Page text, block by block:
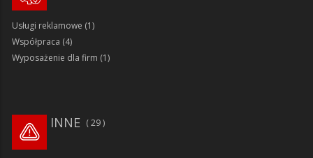
Usługi reklamowe (1)
Współpraca (4)
Wyposażenie dla firm (1)
29
INNE